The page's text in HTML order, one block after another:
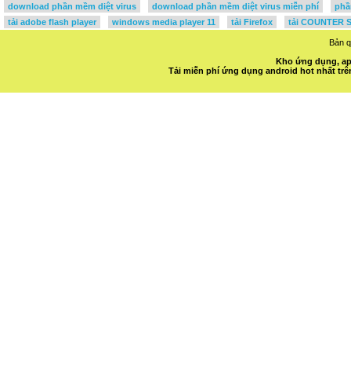
download phần mềm diệt virus
download phần mềm diệt virus miễn phí
tải adobe flash player
windows media player 11 tải Firefox tải COUNTER
Bản
Kho ứng dụng,
Tải miễn phí ứng dụng android hot nhất